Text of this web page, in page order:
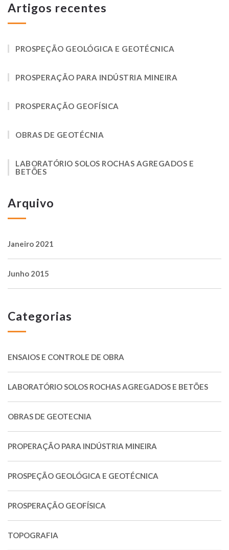
Artigos recentes
PROSPEÇÃO GEOLÓGICA E GEOTÉCNICA
PROSPERAÇÃO PARA INDÚSTRIA MINEIRA
PROSPERAÇÃO GEOFÍSICA
OBRAS DE GEOTÉCNIA
LABORATÓRIO SOLOS ROCHAS AGREGADOS E
BETÕES
Arquivo
Janeiro 2021
Junho 2015
Categorias
ENSAIOS E CONTROLE DE OBRA
LABORATÓRIO SOLOS ROCHAS AGREGADOS E BETÕES
OBRAS DE GEOTECNIA
PROPERAÇÃO PARA INDÚSTRIA MINEIRA
PROSPEÇÃO GEOLÓGICA E GEOTÉCNICA
PROSPERAÇÃO GEOFÍSICA
TOPOGRAFIA